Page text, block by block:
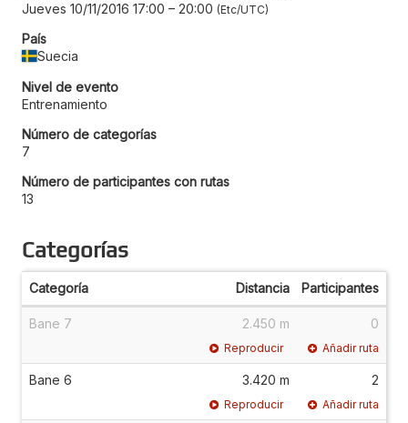
Jueves 10/11/2016 17:00 – 20:00 Etc/UTC
País
Suecia
Nivel de evento
Entrenamiento
Número de categorías
7
Número de participantes con rutas
13
Categorías
Categoría Distancia Participantes
Bane 7 2.450 m 0
Reproducir Añadir ruta
Bane 6 3.420 m 2
Reproducir Añadir ruta